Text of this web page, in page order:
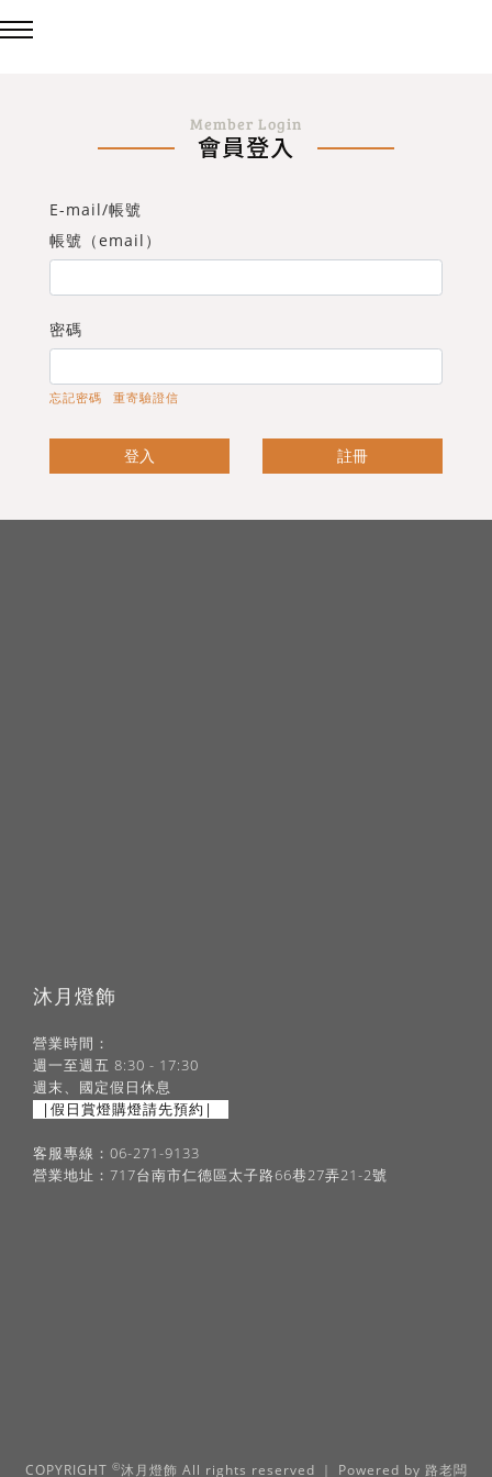
台灣製造✨熱銷款✨
Panasonic 國際牌燈具
72w / 96w 系列
造型吸頂燈
壁燈
Member Login
會員登入
E-mail/帳號
帳號（email）
密碼
忘記密碼 重寄驗證信
登入 註冊
沐月燈飾
營業時間：
週一至週五 8:30 - 17:30
週末、國定假日休息
|假日賞燈購燈請先預約|
客服專線：06-271-9133
營業地址：717台南市仁德區太子路66巷27弄21-2號
COPYRIGHT ©沐月燈飾 All rights reserved ｜ Powered by 路老闆